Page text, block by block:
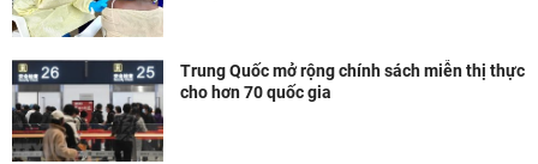
Trung Quốc mở rộng chính sách miễn thị thực
cho hơn 70 quốc gia